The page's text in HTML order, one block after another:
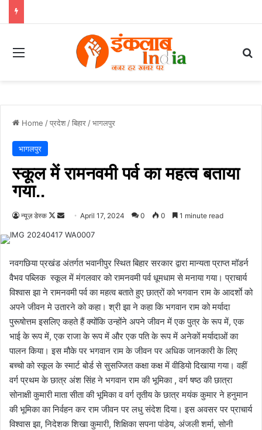
Menu
Home /प्रदेश /बिहार /भागलपुर
भागलपुर
स्कूल में रामनवमी पर्व का महत्व बताया
गया..
न्यूज़ डेस्क
Follow
Send April 17, 2024 0 0 1 minute read
नवगछिया प्रखंड अंतर्गत भवानीपुर स्थित बिहार सरकार द्वारा मान्यता प्राप्त मॉडर्न
वैभव पब्लिक स्कूल में मंगलवार को रामनवमी पर्व धूमधाम से मनाया गया। प्राचार्य
विश्वास झा ने रामनवमी पर्व का महत्व बताते हुए छात्रों को भगवान राम के आदर्शाे को
अपने जीवन मे उतारने को कहा। श्री झा ने कहा कि भगवान राम को मर्यादा
पुरूषोत्तम इसलिए कहते हैं क्योंकि उन्होंने अपने जीवन में एक पुत्र के रूप में, एक
भाई के रूप में, एक राजा के रूप में और एक पति के रूप में अनेकों मर्यादाओं का
पालन किया। इस मौके पर भगवान राम के जीवन पर अधिक जानकारी के लिए
बच्चो को स्कूल के स्मार्ट बोर्ड से सुसज्जित कक्षा कक्ष में वीडियो दिखाया गया। वहीं
वर्ग प्रथम के छात्र अंश सिंह ने भगवान राम की भूमिका , वर्ग षष्ठ की छात्रा
सोनाक्षी कुमारी माता सीता की भूमिका व वर्ग तृतीय के छात्र मयंक कुमार ने हनुमान
की भूमिका का निर्वहन कर राम जीवन पर लधु संदेश दिया। इस अवसर पर प्राचार्य
विश्वास झा, निदेशक शिखा कुमारी, शिक्षिका सपना पांडेय, अंजली शर्मा, सोनी